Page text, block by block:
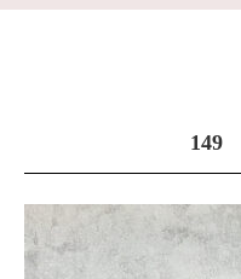
149